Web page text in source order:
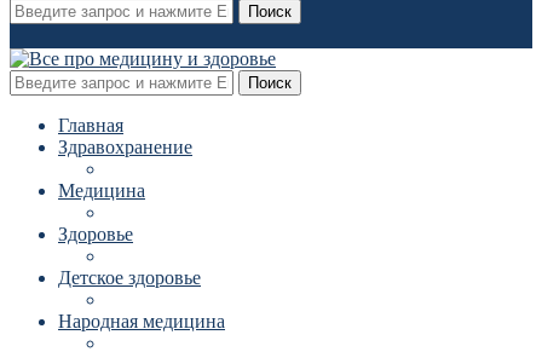
Поиск
Поиск
Главная
Здравохранение
Медицина
Здоровье
Детское здоровье
Народная медицина